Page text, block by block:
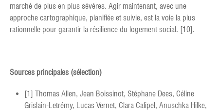
marché de plus en plus sévères. Agir maintenant, avec une
approche cartographique, planifiée et suivie, est la voie la plus
rationnelle pour garantir la résilience du logement social. [10].
Sources principales (sélection)
[1] Thomas Allen, Jean Boissinot, Stéphane Dees, Céline
Grislain-Letrémy, Lucas Vernet, Clara Calipel, Anuschka Hilke,